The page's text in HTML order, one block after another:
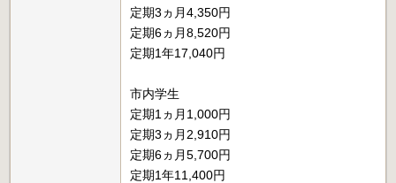
定期3ヵ月4,350円
定期6ヵ月8,520円
定期1年17,040円
市内学生
定期1ヵ月1,000円
定期3ヵ月2,910円
定期6ヵ月5,700円
定期1年11,400円